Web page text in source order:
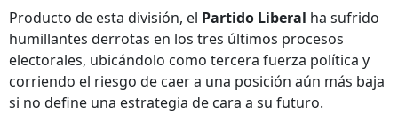
Producto de esta división, el Partido Liberal ha sufrido
humillantes derrotas en los tres últimos procesos
electorales, ubicándolo como tercera fuerza política y
corriendo el riesgo de caer a una posición aún más baja
si no define una estrategia de cara a su futuro.